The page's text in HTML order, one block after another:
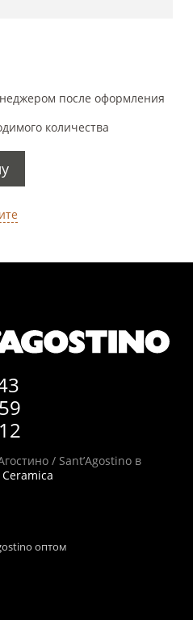
после оформления
количества
/ Sant’Agostino в
оптом